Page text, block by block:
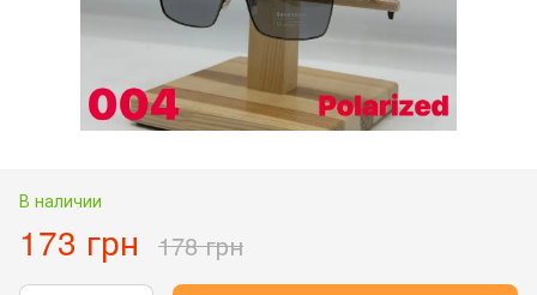
В наличии
173 грн 178 грн